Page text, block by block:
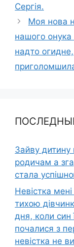
Сергія.
Моя нова
нашого онука
надто
Зайву
родичам а
стала
Невістка
тихою
дня, коли син
почалися з
невістка не